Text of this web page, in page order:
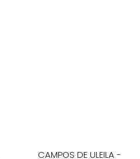
CAMPOS DE ULEILA -